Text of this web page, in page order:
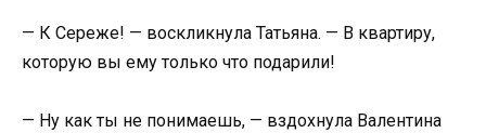
— К Сереже! — воскликнула Татьяна. — В квартиру,
которую вы ему только что подарили!
— Ну как ты не понимаешь, — вздохнула Валентина